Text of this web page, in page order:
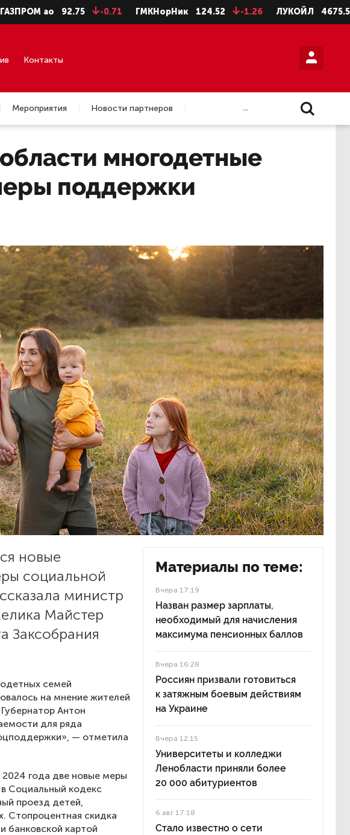
ао 92.75 -0.71 ГМКНорНик 124.52 -1.26 ЛУКОЙЛ 4675.5 -
Контакты
Мероприятия
Новости партнеров
...
многодетные
поддержки
новые
социальной
министр
Майстер
Заксобрания
семей
на мнение жителей
Антон
для ряда
— отметила
2024 года две новые меры
Социальный кодекс
проезд детей,
Стопроцентная скидка
банковской картой
Материалы по теме:
Вчера 17:19
Назван размер зарплаты,
необходимый для начисления
максимума пенсионных баллов
Вчера 16:28
Россиян призвали готовиться
к затяжным боевым действиям
на Украине
Вчера 12:15
Университеты и колледжи
Ленобласти приняли более
20 000 абитуриентов
6 авг 17:18
Стало известно о сети